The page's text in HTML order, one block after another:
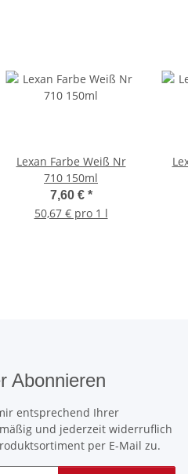
Lexan Farbe Weiß Nr
710 150ml
7,60 € *
50,67 € pro 1 l
Abonnieren
entsprechend Ihrer
und jederzeit widerruflich
per E-Mail zu.